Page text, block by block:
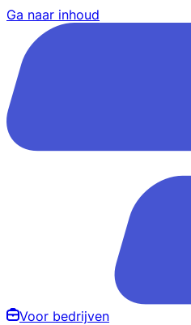
Ga naar inhoud
Voor bedrijven